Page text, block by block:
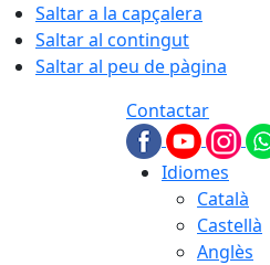
Saltar a la capçalera
Saltar al contingut
Saltar al peu de pàgina
Contactar
Idiomes
Català
Castellà
Anglès